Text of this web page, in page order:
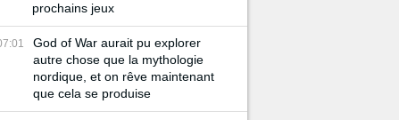
prochains jeux
God of War aurait pu explorer
autre chose que la mythologie
nordique, et on rêve maintenant
que cela se produise